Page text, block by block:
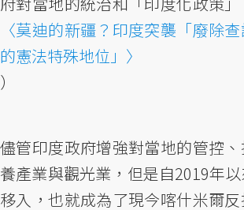
〈莫迪的新疆？印度突襲「廢除
的憲法特殊地位」〉
）
儘管印度政府增強對當地的管控
養產業與觀光業，但是自2019年
移入，也就成為了現今喀什米爾